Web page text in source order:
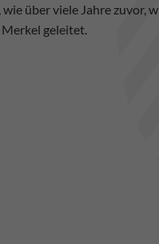
über viele Jahre zuvor,
geleitet.